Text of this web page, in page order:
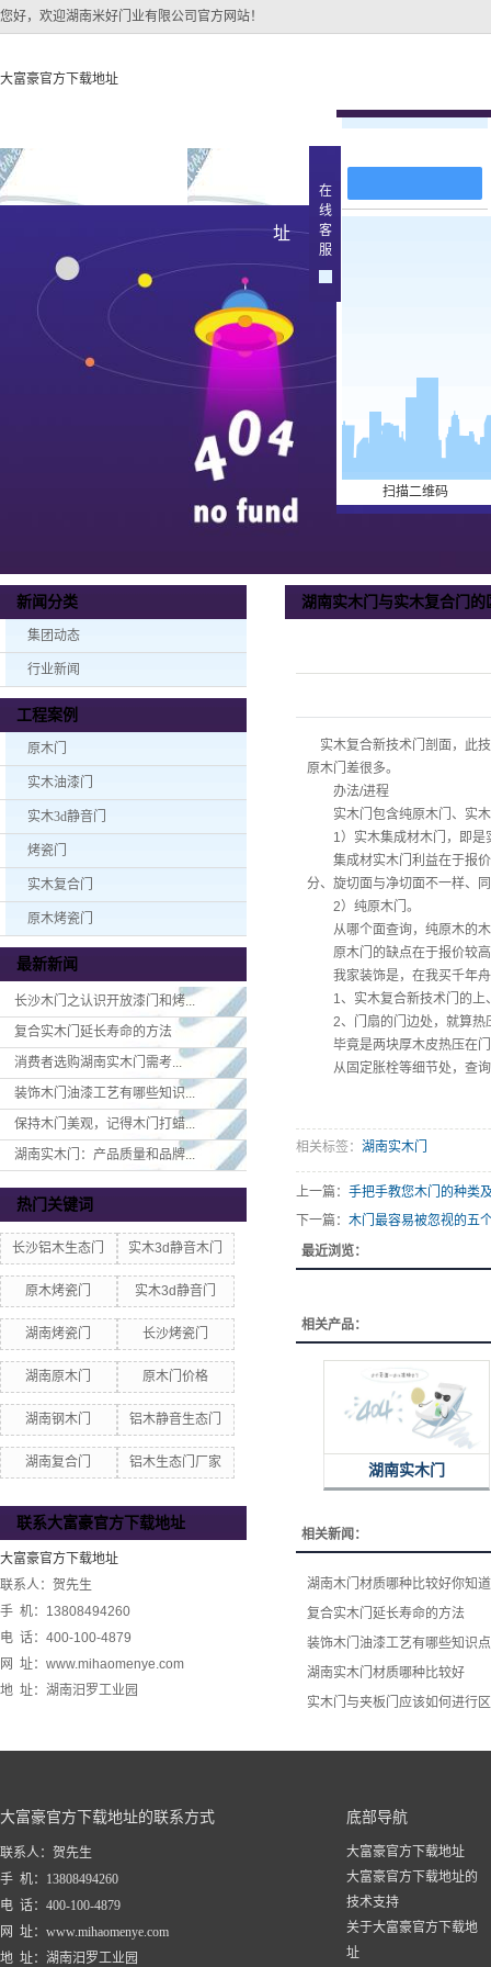
您好，欢迎湖南米好门业有限公司官方网站！
大富豪官方下载地址
关于大富豪官方下载地
址
大富豪官方下载地址的
简介
大富豪官方下载地址的
文化
组织架构
公司团队
荣誉资质
原木烤
新闻分类
集团动态
行业新闻
工程案例
原木门
实木油漆门
实木3d静音门
烤瓷门
实木复合门
原木烤瓷门
最新新闻
长沙木门之认识开放漆门和烤...
复合实木门延长寿命的方法
消费者选购湖南实木门​需考...
装饰木门油漆工艺有哪些知识...
保持木门美观，记得木门打蜡...
湖南实木门：产品质量和品牌...
热门关键词
长沙铝木生态门 实木3d静音木门
原木烤瓷门 实木3d静音门
湖南烤瓷门 长沙烤瓷门
湖南原木门 原木门价格
湖南钢木门 铝木静音生态门
湖南复合门 铝木生态门厂家
联系大富豪官方下载地址
大富豪官方下载地址
联系人：贺先生
手 机：13808494260
电 话：400-100-4879
网 址：www.mihaomenye.com
地 址：湖南汨罗工业园
湖南实木门与实木复合门的
实木复合新技术门剖面，此
原木门差很多。
办法/进程
实木门包含纯原木门、实木
1）实木集成材木门，即是实
集成材实木门利益在于报价
分、旋切面与净切面不一样、
2）纯原木门。
从哪个面查询，纯原木的木
原木门的缺点在于报价较高
我家装饰是，在我买千年舟
1、实木复合新技术门的上、
2、门扇的门边处，就算热
毕竟是两块厚木皮热压在门
从固定胀栓等细节处，查询
相关标签： 湖南实木门
上一篇： 手把手教您木门的种类
下一篇： 木门最容易被忽视的五
最近浏览：
相关产品：
湖南实木门
相关新闻：
湖南木门材质哪种比较好你知
复合实木门延长寿命的方法
装饰木门油漆工艺有哪些知识
湖南实木门材质哪种比较好
实木门与夹板门应该如何进行
大富豪官方下载地址的联系方式
联系人：贺先生
手 机：13808494260
电 话：400-100-4879
网 址：www.mihaomenye.com
地 址：湖南汨罗工业园
底部导航
大富豪官方下载地址
大富豪官方下载地址的
技术支持
关于大富豪官方下载地
址
在
线
客
服
扫描二维码